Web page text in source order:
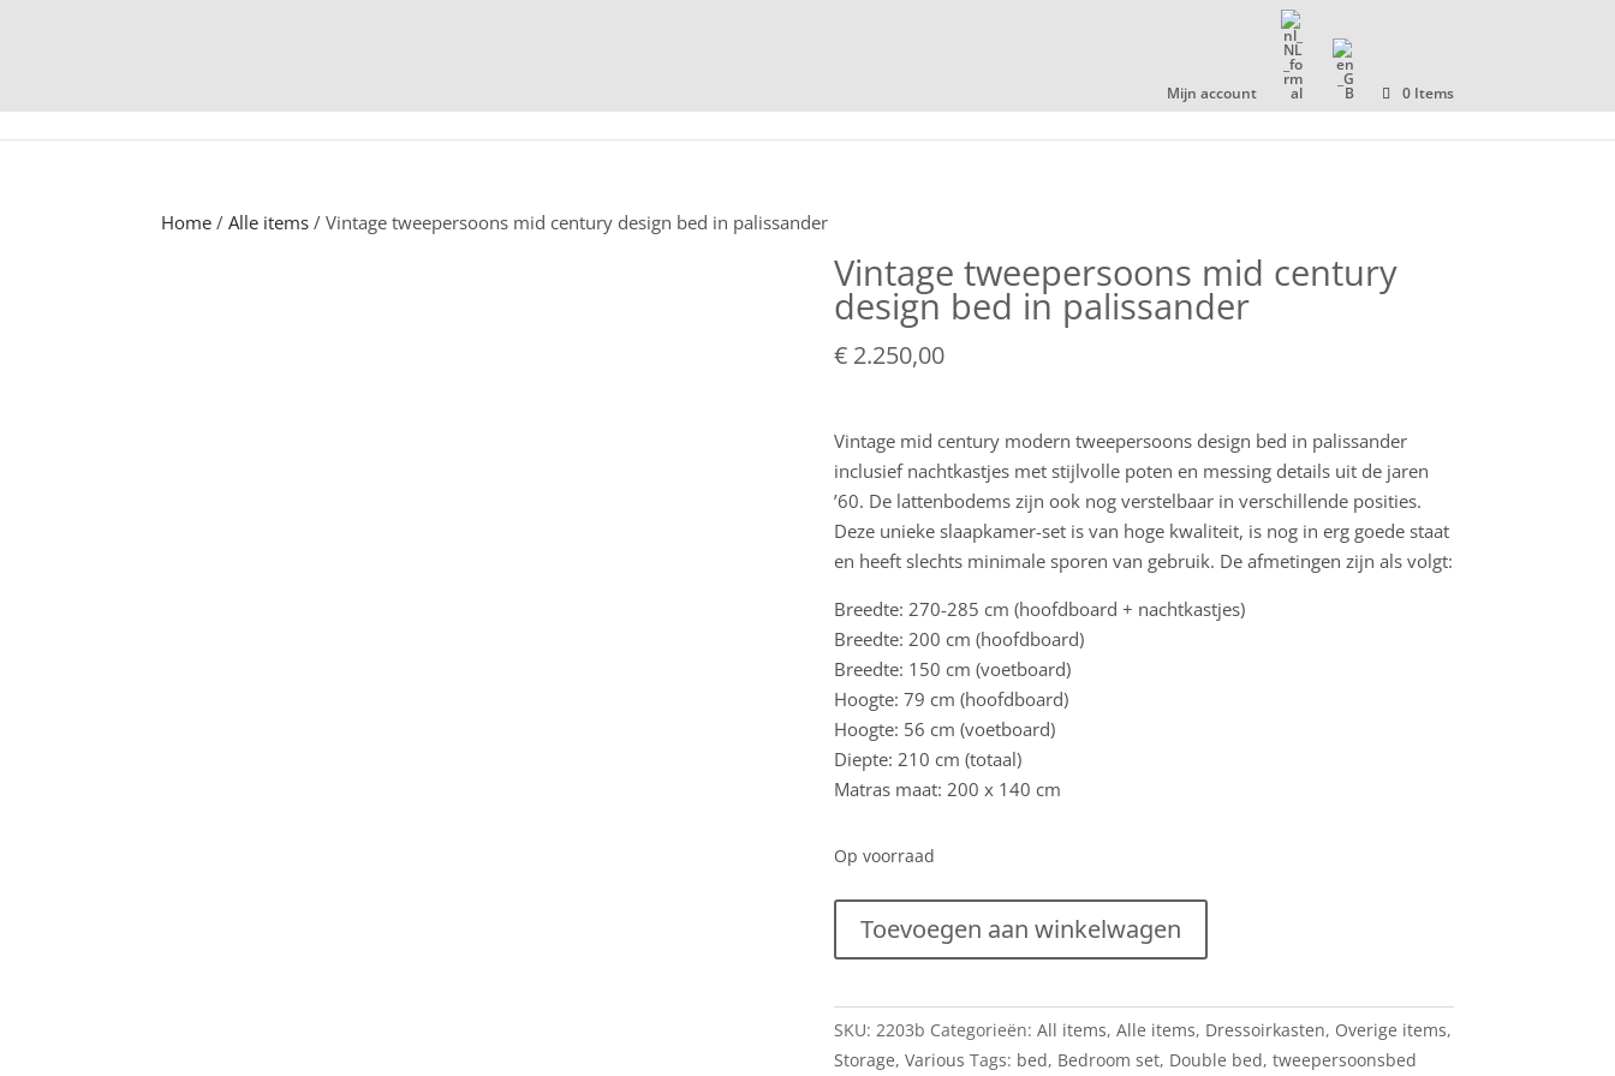
Mijn account 0 Items
COLLECTIE OVER ONS CONTACT
Home /Alle items / Vintage tweepersoons mid century design bed in palissander
Vintage tweepersoons mid century
design bed in palissander
€2.250,00
Vintage mid century modern tweepersoons design bed in palissander
inclusief nachtkastjes met stijlvolle poten en messing details uit de jaren
’60. De lattenbodems zijn ook nog verstelbaar in verschillende posities.
Deze unieke slaapkamer-set is van hoge kwaliteit, is nog in erg goede staat
en heeft slechts minimale sporen van gebruik. De afmetingen zijn als volgt:
Breedte: 270-285 cm (hoofdboard + nachtkastjes)
Breedte: 200 cm (hoofdboard)
Breedte: 150 cm (voetboard)
Hoogte: 79 cm (hoofdboard)
Hoogte: 56 cm (voetboard)
Diepte: 210 cm (totaal)
Matras maat: 200 x 140 cm
Op voorraad
tweepersoons
century
design
bed
Toevoegen aan winkelwagen
SKU: 2203b Categorieën: All items, Alle items, Dressoirkasten, Overige items,
Storage, Various Tags: bed, Bedroom set, Double bed, tweepersoonsbed